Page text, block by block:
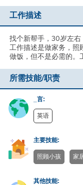
工作描述
找个新帮手，30岁左右
工作描述是做家务，照
做饭，但不是必需的。
所需技能/职责
_言:
英语
主要技能:
照顾小孩 家
其他技能: